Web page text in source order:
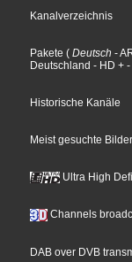
Kanalverzeichnis
Pakete ( Deutsch -
Deutschland - HD +
Historische Kanäle
Meist gesuchte Bilder
Ultra High
Channels
DAB over DVB